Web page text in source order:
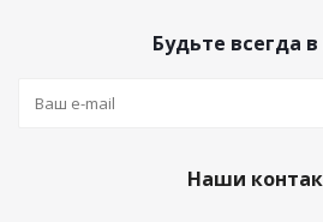
Будьте всегда в
Наши